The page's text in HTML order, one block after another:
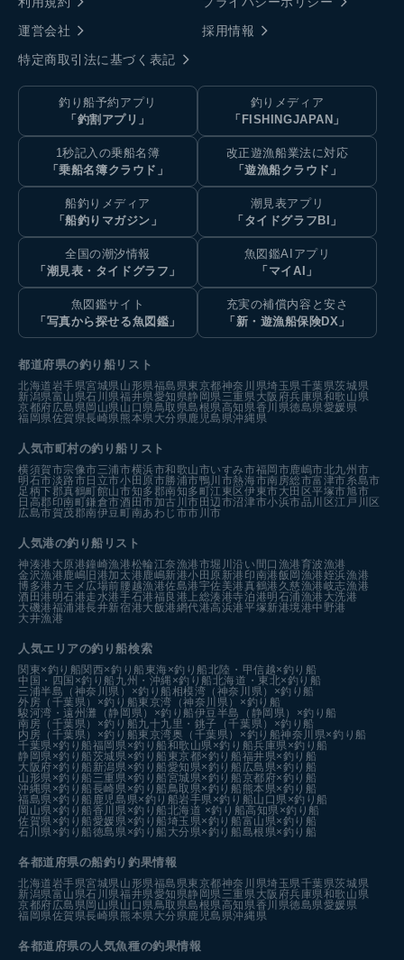
運営会社
採用情報
特定商取引法に基づく表記
釣り船予約アプリ
「釣割アプリ」
釣りメディア
「FISHINGJAPAN」
1秒記入の乗船名簿
「乗船名簿クラウド」
改正遊漁船業法に対応
「遊漁船クラウド」
船釣りメディア
「船釣りマガジン」
潮見表アプリ
「タイドグラフBI」
全国の潮汐情報
「潮見表・タイドグラフ」
魚図鑑AIアプリ
「マイAI」
魚図鑑サイト
「写真から探せる魚図鑑」
充実の補償内容と安さ
「新・遊漁船保険DX」
都道府県の釣り船リスト
北海道岩手県宮城県山形県福島県東京都神奈川県埼玉県千葉県茨城県
新潟県富山県石川県福井県愛知県静岡県三重県大阪府兵庫県和歌山県
京都府広島県岡山県山口県鳥取県島根県高知県香川県徳島県愛媛県
福岡県佐賀県長崎県熊本県大分県鹿児島県沖縄県
人気市町村の釣り船リスト
横須賀市宗像市三浦市横浜市和歌山市いすみ市福岡市鹿嶋市北九州市
明石市淡路市 日立市小田原市勝浦市鴨川市熱海市南房総市富津市糸島市
足柄下郡真鶴町館山市知多郡南知多町江東区伊東市大田区平塚市旭市
日高郡印南町鎌倉市酒田市加古川市 田辺市沼津市小浜市品川区江戸川区
広島市賀茂郡南伊豆町南あわじ市市川市
人気港の釣り船リスト
神湊港 大原港鐘崎漁港松輪江奈漁港市堀川沿い 間口漁港育波漁港
金沢漁港鹿嶋旧港加太港鹿嶋新港小田原新港 印南港飯岡漁港姪浜漁港
博多港カモメ広場前 腰越漁港佐島港宇佐美港真鶴港 久慈漁港岐志漁港
酒田港 明石港走水港手石港福良港 上総湊港寺泊港明石浦漁港 大洗港
大磯港福浦港長井新宿港大飯港網代港高浜港平塚新港境港中野港
大井漁港
人気エリアの釣り船検索
関東×釣り船関西×釣り船 東海×釣り船北陸・甲信越×釣り船
中国・四国×釣り船 九州・沖縄×釣り船北海道・東北×釣り船
三浦半島（神奈川県）×釣り船相模湾（神奈川県）×釣り船
外房（千葉県）×釣り船東京湾（神奈川県）×釣り船
駿河湾・遠州灘（静岡県）×釣り船伊豆半島（静岡県）×釣り船
南房（千葉県）×釣り船九十九里・銚子（千葉県）×釣り船
内房（千葉県）×釣り船東京湾奥（千葉県）×釣り船神奈川県×釣り船
千葉県×釣り船福岡県×釣り船和歌山県×釣り船兵庫県×釣り船
静岡県×釣り船茨城県×釣り船 東京都×釣り船福井県×釣り船
大阪府×釣り船 新潟県×釣り船愛知県×釣り船 広島県×釣り船
山形県×釣り船 三重県×釣り船宮城県×釣り船京都府×釣り船
沖縄県×釣り船長崎県×釣り船鳥取県×釣り船 熊本県×釣り船
福島県×釣り船 鹿児島県×釣り船岩手県×釣り船山口県×釣り船
岡山県×釣り船香川県×釣り船北海道 ×釣り船高知県×釣り船
佐賀県×釣り船愛媛県×釣り船埼玉県×釣り船富山県×釣り船
石川県×釣り船徳島県×釣り船 大分県×釣り船島根県×釣り船
各都道府県の船釣り釣果情報
北海道岩手県宮城県山形県福島県東京都神奈川県埼玉県千葉県茨城県
新潟県富山県石川県福井県愛知県静岡県三重県大阪府兵庫県和歌山県
京都府広島県岡山県山口県鳥取県島根県高知県香川県徳島県愛媛県
福岡県佐賀県長崎県熊本県大分県鹿児島県沖縄県
各都道府県の人気魚種の釣果情報